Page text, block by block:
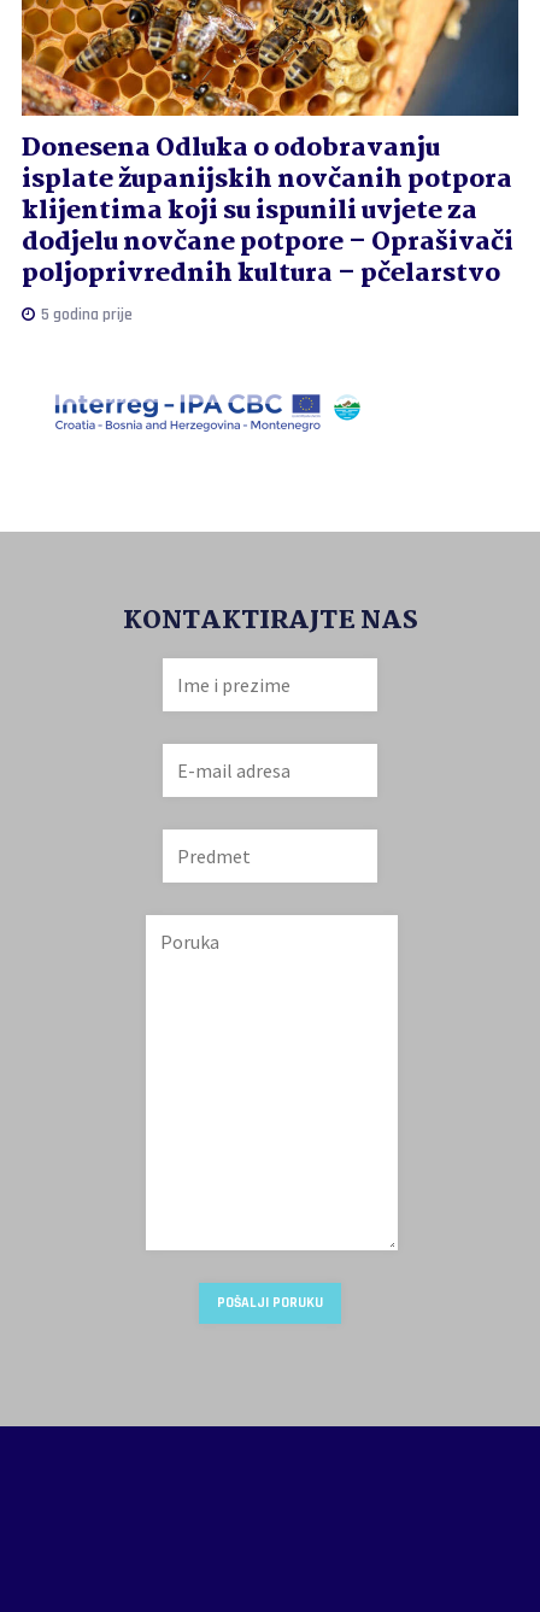
Donesena Odluka o odobravanju
isplate županijskih novčanih potpora
klijentima koji su ispunili uvjete za
dodjelu novčane potpore – Oprašivači
poljoprivrednih kultura – pčelarstvo
5 godina prije
KONTAKTIRAJTE NAS